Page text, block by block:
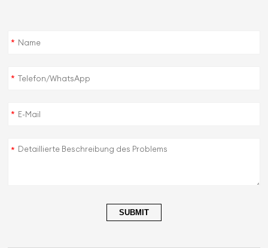
*
*
*
*
SUBMIT